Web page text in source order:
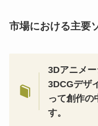
市場における主要
3Dアニメー
3DCGデザ
って創作の
す。